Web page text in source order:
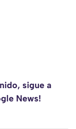
sigue a
News!